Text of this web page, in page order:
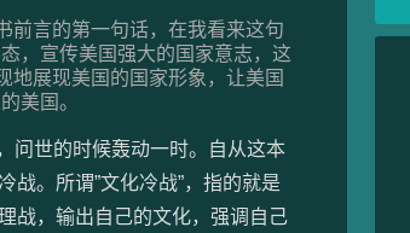
前言的第一句话，在我看来这句
，宣传美国强大的国家意志，这
地展现美国的国家形象，让美国
美国。
问世的时候轰动一时。自从这本
战。所谓”文化冷战”，指的就是
战，输出自己的文化，强调自己